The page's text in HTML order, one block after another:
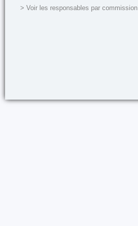
> Voir les responsables par commission